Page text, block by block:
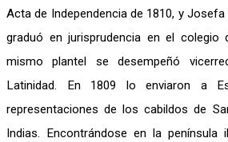
Acta de Independencia de 1810, y
graduó en jurisprudencia en el colegio
mismo plantel se desempeñó
Latinidad. En 1809 lo enviaron a
representaciones de los cabildos de
Indias. Encontrándose en la península